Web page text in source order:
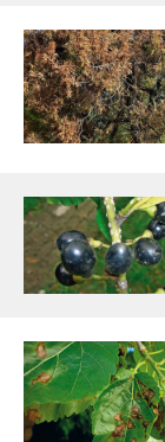
TAP TRAP
ANIMALI
IL MIO 2025
COLTIVARE
CORMIK